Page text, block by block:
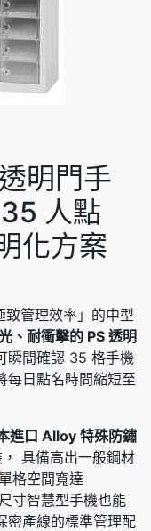
明門手
人點
化方案
致管理效率」的中型
、耐衝擊的 PS 透明
瞬間確認 35 格手機
每日點名時間縮短至
進口 Alloy 特殊防鏽
具備高出一般鋼材
格空間寬達
寸智慧型手機也能
密產線的標準管理配